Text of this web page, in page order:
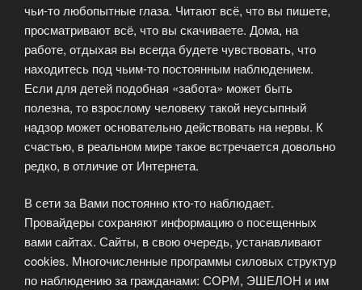
чьи-то любопытные глаза. Читают всё, что вы пишете,
просматривают всё, что вы скачиваете. Дома, на
работе, отдыхая вы всегда будете чувствовать, что
находитесь под чьим-то постоянным наблюдением.
Если для детей подобная «забота» может быть
полезна, то взрослому человеку такой неусыпный
надзор может основательно действовать на нервы. К
счастью, в реальном мире такое встречается довольно
редко, в отличие от Интернета.
В сети за Вами постоянно кто-то наблюдает.
Провайдеры сохраняют информацию о посещенных
вами сайтах. Сайты, в свою очередь, устанавливают
cookies. Многочисленные программы силовых структур
по наблюдению за гражданами: СОРМ, ЭШЕЛОН и им